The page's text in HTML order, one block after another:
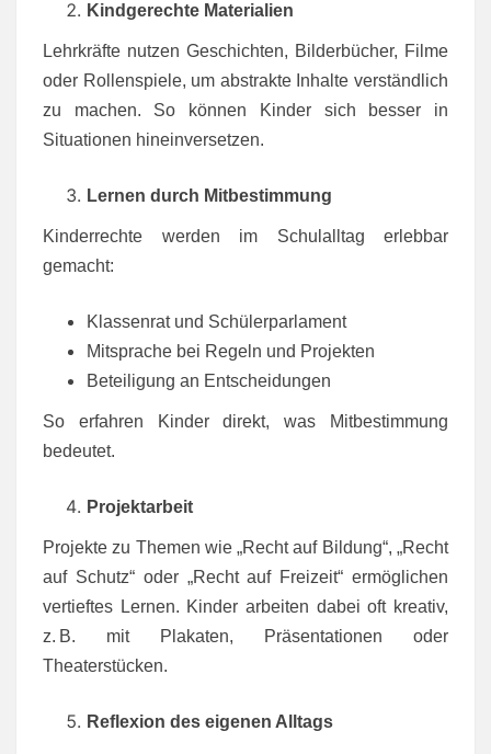
Kindgerechte Materialien
Lehrkräfte nutzen Geschichten, Bilderbücher, Filme
oder Rollenspiele, um abstrakte Inhalte verständlich
zu machen. So können Kinder sich besser in
Situationen hineinversetzen.
Lernen durch Mitbestimmung
Kinderrechte werden im Schulalltag erlebbar
gemacht:
Klassenrat und Schülerparlament
Mitsprache bei Regeln und Projekten
Beteiligung an Entscheidungen
So erfahren Kinder direkt, was Mitbestimmung
bedeutet.
Projektarbeit
Projekte zu Themen wie „Recht auf Bildung“, „Recht
auf Schutz“ oder „Recht auf Freizeit“ ermöglichen
vertieftes Lernen. Kinder arbeiten dabei oft kreativ,
z. B. mit Plakaten, Präsentationen oder
Theaterstücken.
Reflexion des eigenen Alltags